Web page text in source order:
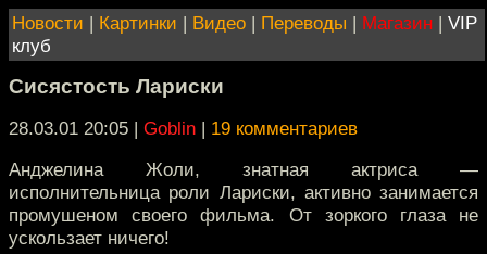
Новости | Картинки | Видео | Переводы | Магазин | VIP
клуб
Сисястость Лариски
28.03.01 20:05 | Goblin | 19 комментариев
Анджелина Жоли, знатная актриса —
исполнительница роли Лариски, активно занимается
промушеном своего фильма. От зоркого глаза не
ускользает ничего!